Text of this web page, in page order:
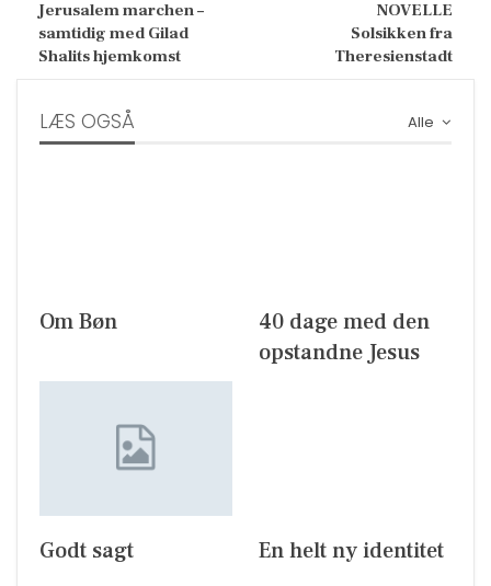
Jerusalem marchen –
samtidig med Gilad
Shalits hjemkomst
NOVELLE
Solsikken fra
Theresienstadt
Alle
LÆS OGSÅ
Om Bøn
40 dage med den
opstandne Jesus
Godt sagt En helt ny identitet